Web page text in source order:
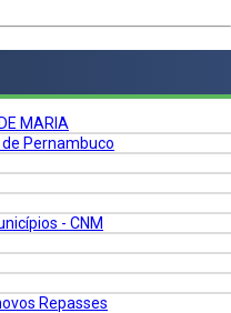
MARIA
Pernambuco
- CNM
Repasses